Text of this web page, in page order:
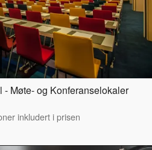
Møte- og Konferanselokaler
inkludert i prisen